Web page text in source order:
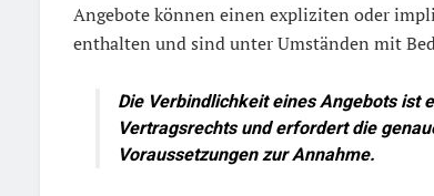
Angebote können einen expliziten oder
enthalten und sind unter Umständen mit
Die Verbindlichkeiteines Angebots ist
Vertragsrechts und erfordert die
Voraussetzungen zurAnnahme.